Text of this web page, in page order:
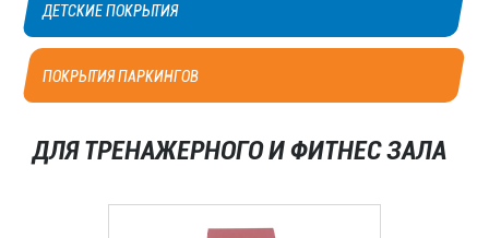
ДЕТСКИЕ ПОКРЫТИЯ
ПОКРЫТИЯ ПАРКИНГОВ
ДЛЯ ТРЕНАЖЕРНОГО И ФИТНЕС ЗАЛА